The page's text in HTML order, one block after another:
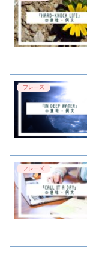
フレーズ
フレーズ